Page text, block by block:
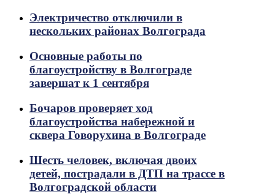
Электричество отключили в
нескольких районах Волгограда
Основные работы по
благоустройству в Волгограде
завершат к 1 сентября
Бочаров проверяет ход
благоустройства набережной и
сквера Говорухина в Волгограде
Шесть человек, включая двоих
детей, пострадали в ДТП на трассе в
Волгоградской области